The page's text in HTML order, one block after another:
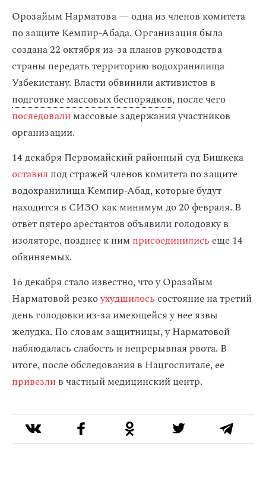
Орозайым Нарматова — одна из членов комитета
по защите Кемпир-Абада. Организация была
создана 22 октября из-за планов руководства
страны передать территорию водохранилища
Узбекистану. Власти обвинили активистов в
подготовке массовых беспорядков, после чего
последовалимассовые задержания участников
организации.
14 декабря Первомайский районный суд Бишкека
оставил под стражей членов комитета по защите
водохранилища Кемпир-Абад, которые будут
находится в СИЗО как минимум до 20 февраля. В
ответ пятеро арестантов объявили голодовку в
изоляторе, позднее к ним присоединилисьеще 14
обвиняемых.
16 декабря стало известно, что у Оразайым
Нарматовой резкоухудшилосьсостояние на третий
день голодовки из-за имеющейся у нее язвы
желудка. По словам защитницы, у Нарматовой
наблюдалась слабость и непрерывная рвота. В
итоге, после обследования в Нацгоспитале, ее
привезлив частный медицинский центр.